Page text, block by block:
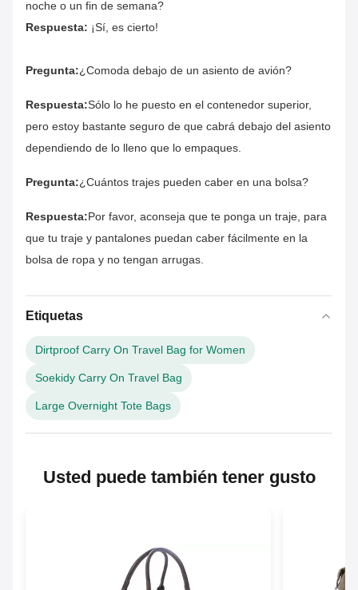
noche o un fin de semana?
Respuesta: ¡Sí, es cierto!
Pregunta:¿Comoda debajo de un asiento de avión?
Respuesta:Sólo lo he puesto en el contenedor superior,
pero estoy bastante seguro de que cabrá debajo del asiento
dependiendo de lo lleno que lo empaques.
Pregunta:¿Cuántos trajes pueden caber en una bolsa?
Respuesta:Por favor, aconseja que te ponga un traje, para
que tu traje y pantalones puedan caber fácilmente en la
bolsa de ropa y no tengan arrugas.
Etiquetas
Dirtproof Carry On Travel Bag for Women
Soekidy Carry On Travel Bag
Large Overnight Tote Bags
Usted puede también tener gusto